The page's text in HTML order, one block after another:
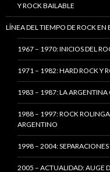
Y ROCK BAILABLE
LÍNEA DEL TIEMPO DE ROCK EN
1967 – 1970: INICIOS DEL
1971 – 1982: HARD ROCK Y
1983 – 1987: LA ARGENTINA
1988 – 1997: ROCK
ARGENTINO
1998 – 2004: SEPARACIONES
2005 – ACTUALIDAD: AUGE